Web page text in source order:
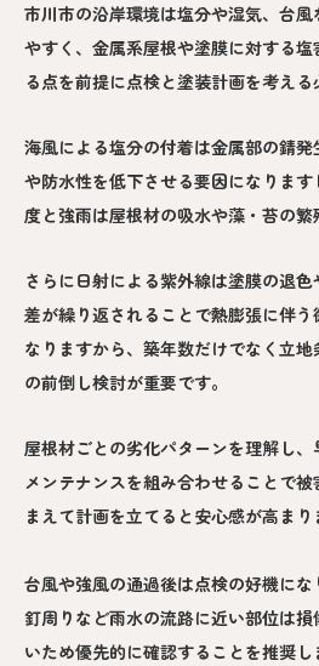
市川市の沿岸環境は塩分や湿気、台
やすく、金属系屋根や塗膜に対する
る点を前提に点検と塗装計画を考える
海風による塩分の付着は金属部の錆
や防水性を低下させる要因になりま
度と強雨は屋根材の吸水や藻・苔の繁
さらに日射による紫外線は塗膜の退
差が繰り返されることで熱膨張に伴う
なりますから、築年数だけでなく立
の前倒し検討が重要です。
屋根材ごとの劣化パターンを理解し
メンテナンスを組み合わせることで
まえて計画を立てると安心感が高まり
台風や強風の通過後は点検の好機にな
釘周りなど雨水の流路に近い部位は
いため優先的に確認することを推奨し